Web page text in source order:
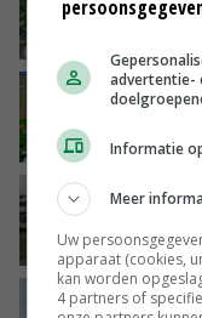
Zeer
advertentie-
Informatie
Meer
Uw
apparaat (cookies,
kan worden
4 partners of